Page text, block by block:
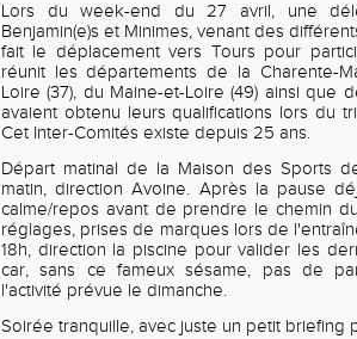
Lors du week-end du 27 avril, une
Benjamin(e)s et Minimes, venant des
fait le déplacement vers Tours pour
réunit les départements de la Charente-
Loire (37), du Maine-et-Loire (49) ainsi que
avaient obtenu leurs qualifications lors du
Cet Inter-Comités existe depuis 25 ans.
Départ matinal de la Maison des Sports
matin, direction Avoine. Après la pause
calme/repos avant de prendre le chemin
réglages, prises de marques lors de
18h, direction la piscine pour valider les
car, sans ce fameux sésame, pas de
l'activité prévue le dimanche.
Soirée tranquille, avec juste un petit briefing